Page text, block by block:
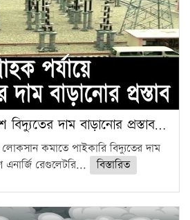
দাম বাড়ানোর প্রস্তাব…
লোকসান কমাতে পাইকারি বিদ্যুতের দাম
এনার্জি রেগুলেটরি...
বিস্তারিত